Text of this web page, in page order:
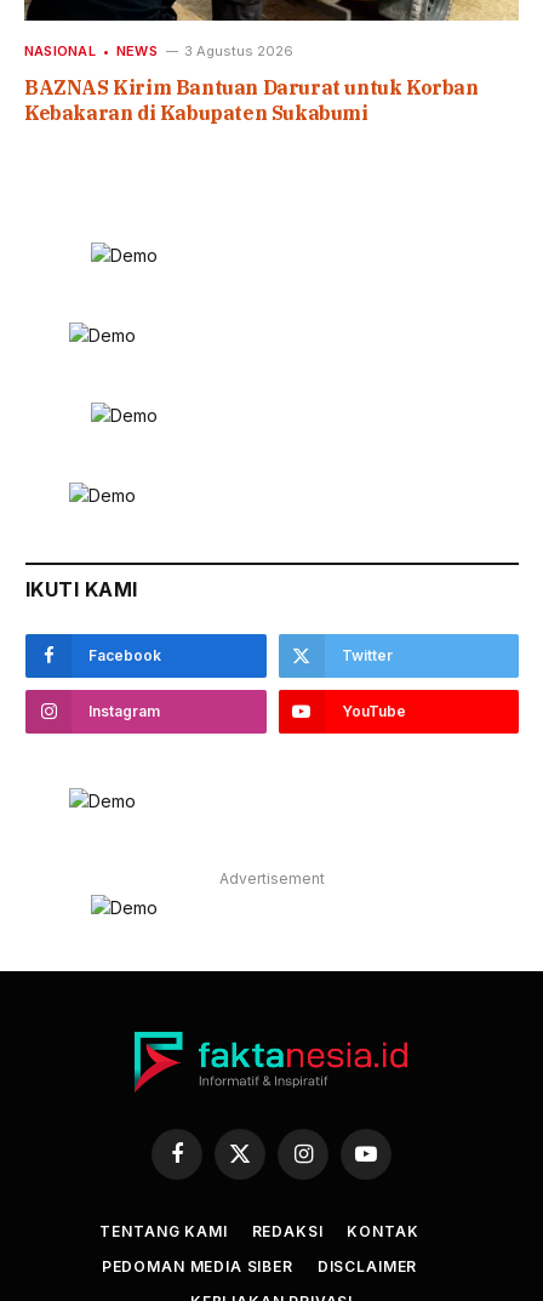
NASIONAL NEWS 3 Agustus 2026
BAZNAS Kirim Bantuan Darurat untuk Korban
Kebakaran di Kabupaten Sukabumi
IKUTI KAMI
Facebook Twitter
Instagram YouTube
Advertisement
Facebook
X
(Twitter)
InstagramYouTube
TENTANG KAMI REDAKSI
KONTAK
PEDOMAN MEDIA SIBER
DISCLAIMER